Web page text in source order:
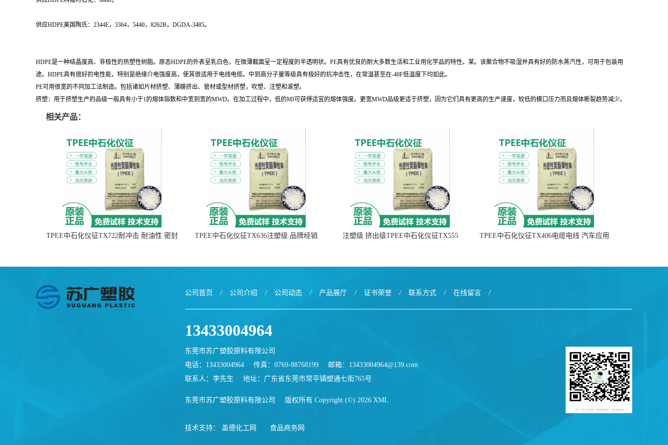
供应HDPE美国陶氏：2344E，3364，5440，8262B，DGDA-3485。
HDPE是一种结晶度高、非极性的热塑性树脂。原态HDPE的外表呈乳白色，在微薄截面呈一定程度的半透明状。PE具有优良的耐大多数生活和工业用化学品的特性。某。该聚合物不吸湿并具有好的防水蒸汽性，可用于包装用
途。HDPE具有很好的电性能，特别是绝缘介电强度高，使其很适用于电线电缆。中到高分子量等级具有极好的抗冲击性，在常温甚至在-40F低温度下均如此。
PE可用很宽的不同加工法制造。包括诸如片材挤塑、薄膜挤出、管材或型材挤塑，吹塑、注塑和滚塑。
挤塑：用于挤塑生产的品级一般具有小于1的熔体指数和中宽到宽的MWD。在加工过程中，低的MI可获得适宜的熔体强度。更宽MWD品级更适于挤塑，因为它们具有更高的生产速度，较低的模口压力而且熔体断裂趋势减少。
相关产品：
TPEE中石化仪征TX722耐冲击 耐油性 密封
TPEE中石化仪征TX636注塑级 品牌经销 注塑级 挤出级TPEE中石化仪征TX555 TPEE中石化仪征TX406电缆电线 汽车应用
公司首页 / 公司介绍 / 公司动态 / 产品展厅 / 证书荣誉 / 联系方式 / 在线留言 /
13433004964
东莞市苏广塑胶原料有限公司
电话：13433004964
传真：0769-88768199 邮箱： 13433004964@139.com
联系人：李先生
地址：广东省东莞市常平镇塑通七街765号
东莞市苏广塑胶原料有限公司 版权所有 Copyright (©) 2026 XML
技术支持： 盖德化工网 食品商务网